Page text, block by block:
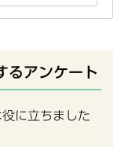
るアンケート
に立ちました